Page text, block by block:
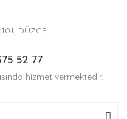
DÜZCE
52 77
hizmet vermektedir.